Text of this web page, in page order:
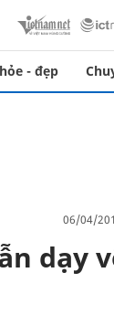
- đẹp
06/04/
dạy